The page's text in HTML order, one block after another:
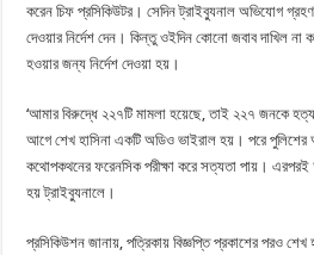
করেন চিফ প্রসিকিউটর। সেদিন ট্রাইব্যুনাল অভিযোগ
দেওয়ার নির্দেশ দেন। কিন্তু ওইদিন কোনো জবাব দাখিল না
হওয়ার জন্য নির্দেশ দেওয়া হয়।
‘আমার বিরুদ্ধে ২২৭টি মামলা হয়েছে, তাই ২২৭ জনকে
আগে শেখ হাসিনা একটি অডিও ভাইরাল হয়। পরে
কথোপকথনের ফরেনসিক পরীক্ষা করে সত্যতা পায়।
হয় ট্রাইব্যুনালে।
প্রসিকিউশন জানায়, পত্রিকায় বিজ্ঞপ্তি প্রকাশের পরও শেখ